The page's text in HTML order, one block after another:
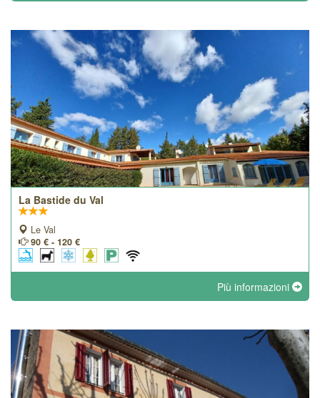
La Bastide du Val
Le Val
90 € - 120 €
Più informazioni